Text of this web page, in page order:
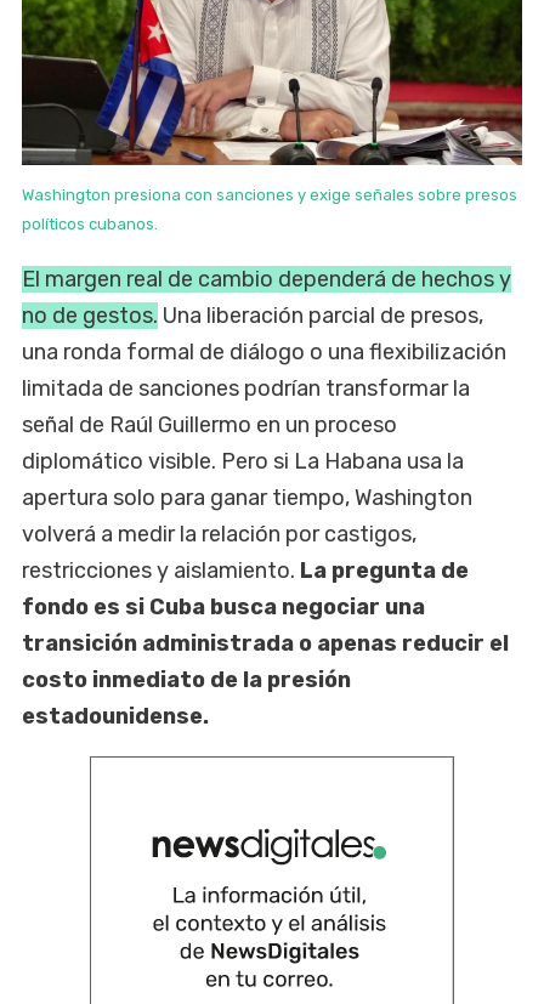
Washington presiona con sanciones y exige señales sobre presos
políticos cubanos.
El margen real de cambio dependerá de hechos y
no de gestos. Una liberación parcial de presos,
una ronda formal de diálogo o una flexibilización
limitada de sanciones podrían transformar la
señal de Raúl Guillermo en un proceso
diplomático visible. Pero si La Habana usa la
apertura solo para ganar tiempo, Washington
volverá a medir la relación por castigos,
restricciones y aislamiento. La pregunta de
fondo es si Cuba busca negociar una
transición administrada o apenas reducir el
costo inmediato de la presión
estadounidense.